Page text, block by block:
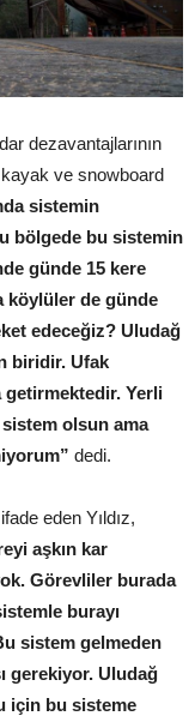
dezavantajlarının
kayak ve snowboard
sistemin
bölgede bu sistemin
günde 15 kere
köylüler de günde
edeceğiz? Uludağ
biridir. Ufak
getirmektedir. Yerli
sistem olsun ama
dedi.
eden Yıldız,
aşkın kar
Görevliler burada
burayı
sistem gelmeden
gerekiyor. Uludağ
için bu sisteme